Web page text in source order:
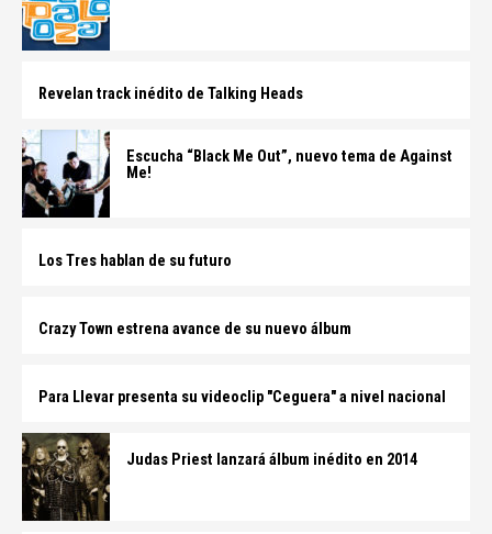
Revelan track inédito de Talking Heads
Escucha “Black Me Out”, nuevo tema de Against
Me!
Los Tres hablan de su futuro
Crazy Town estrena avance de su nuevo álbum
Para Llevar presenta su videoclip "Ceguera" a nivel nacional
Judas Priest lanzará álbum inédito en 2014